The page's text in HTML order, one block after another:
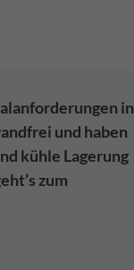
in
und haben
kühle Lagerung
zum